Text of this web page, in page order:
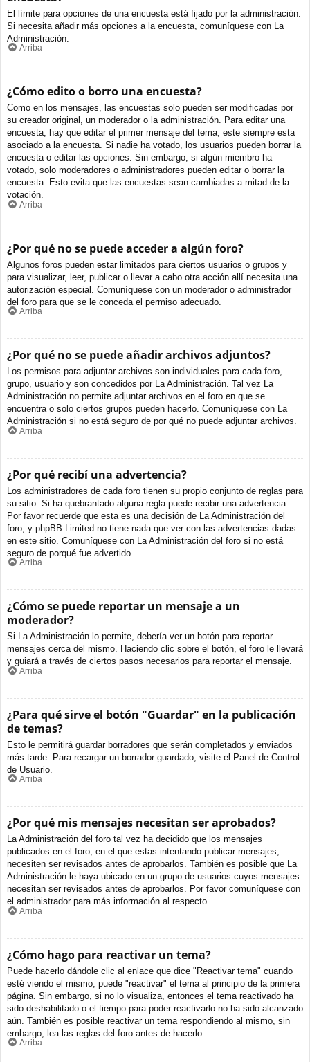
El límite para opciones de una encuesta está fijado por la administración.
Si necesita añadir más opciones a la encuesta, comuníquese con La
Administración.
Arriba
¿Cómo edito o borro una encuesta?
Como en los mensajes, las encuestas solo pueden ser modificadas por
su creador original, un moderador o la administración. Para editar una
encuesta, hay que editar el primer mensaje del tema; este siempre esta
asociado a la encuesta. Si nadie ha votado, los usuarios pueden borrar la
encuesta o editar las opciones. Sin embargo, si algún miembro ha
votado, solo moderadores o administradores pueden editar o borrar la
encuesta. Esto evita que las encuestas sean cambiadas a mitad de la
votación.
Arriba
¿Por qué no se puede acceder a algún foro?
Algunos foros pueden estar limitados para ciertos usuarios o grupos y
para visualizar, leer, publicar o llevar a cabo otra acción allí necesita una
autorización especial. Comuníquese con un moderador o administrador
del foro para que se le conceda el permiso adecuado.
Arriba
¿Por qué no se puede añadir archivos adjuntos?
Los permisos para adjuntar archivos son individuales para cada foro,
grupo, usuario y son concedidos por La Administración. Tal vez La
Administración no permite adjuntar archivos en el foro en que se
encuentra o solo ciertos grupos pueden hacerlo. Comuníquese con La
Administración si no está seguro de por qué no puede adjuntar archivos.
Arriba
¿Por qué recibí una advertencia?
Los administradores de cada foro tienen su propio conjunto de reglas para
su sitio. Si ha quebrantado alguna regla puede recibir una advertencia.
Por favor recuerde que esta es una decisión de La Administración del
foro, y phpBB Limited no tiene nada que ver con las advertencias dadas
en este sitio. Comuníquese con La Administración del foro si no está
seguro de porqué fue advertido.
Arriba
¿Cómo se puede reportar un mensaje a un
moderador?
Si La Administración lo permite, debería ver un botón para reportar
mensajes cerca del mismo. Haciendo clic sobre el botón, el foro le llevará
y guiará a través de ciertos pasos necesarios para reportar el mensaje.
Arriba
¿Para qué sirve el botón "Guardar" en la publicación
de temas?
Esto le permitirá guardar borradores que serán completados y enviados
más tarde. Para recargar un borrador guardado, visite el Panel de Control
de Usuario.
Arriba
¿Por qué mis mensajes necesitan ser aprobados?
La Administración del foro tal vez ha decidido que los mensajes
publicados en el foro, en el que estas intentando publicar mensajes,
necesiten ser revisados antes de aprobarlos. También es posible que La
Administración le haya ubicado en un grupo de usuarios cuyos mensajes
necesitan ser revisados antes de aprobarlos. Por favor comuníquese con
el administrador para más información al respecto.
Arriba
¿Cómo hago para reactivar un tema?
Puede hacerlo dándole clic al enlace que dice "Reactivar tema" cuando
esté viendo el mismo, puede "reactivar" el tema al principio de la primera
página. Sin embargo, si no lo visualiza, entonces el tema reactivado ha
sido deshabilitado o el tiempo para poder reactivarlo no ha sido alcanzado
aún. También es posible reactivar un tema respondiendo al mismo, sin
embargo, lea las reglas del foro antes de hacerlo.
Arriba